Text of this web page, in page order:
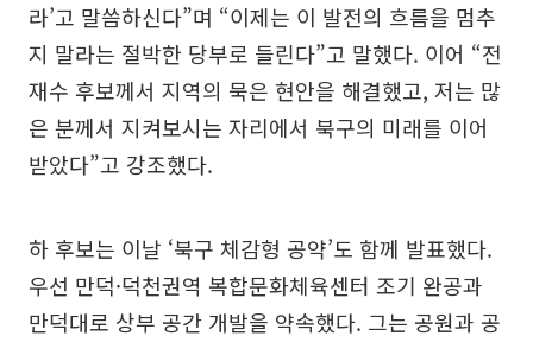
라’고 말씀하신다”며 “이제는 이 발전의 흐름을 멈추
지 말라는 절박한 당부로 들린다”고 말했다. 이어 “전
재수 후보께서 지역의 묵은 현안을 해결했고, 저는 많
은 분께서 지켜보시는 자리에서 북구의 미래를 이어
받았다”고 강조했다.
하 후보는 이날 ‘북구 체감형 공약’도 함께 발표했다.
우선 만덕·덕천권역 복합문화체육센터 조기 완공과
만덕대로 상부 공간 개발을 약속했다. 그는 공원과 공